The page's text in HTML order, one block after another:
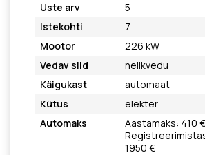
Uste arv
5
Istekohti
7
Mootor
226 kW
Vedav sild
nelikvedu
Käigukast
automaat
Kütus
elekter
Automaks
Aastamaks: 410 €
1950 €